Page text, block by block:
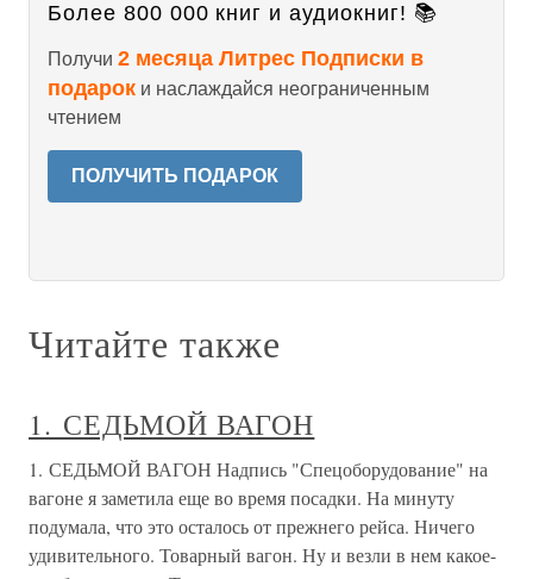
Более 800 000 книг и аудиокниг! 📚
Получи 2 месяца Литрес Подписки в
подарок и наслаждайся неограниченным
чтением
ПОЛУЧИТЬ ПОДАРОК
Читайте также
1. СЕДЬМОЙ ВАГОН
1. СЕДЬМОЙ ВАГОН Надпись "Спецоборудование" на
вагоне я заметила еще во время посадки. На минуту
подумала, что это осталось от прежнего рейса. Ничего
удивительного. Товарный вагон. Ну и везли в нем какое-